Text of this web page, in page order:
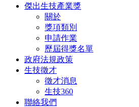
傑出生技產業獎
關於
獎項類別
申請作業
歷屆得獎名單
政府法規政策
生技徵才
徵才消息
生技360
聯絡我們